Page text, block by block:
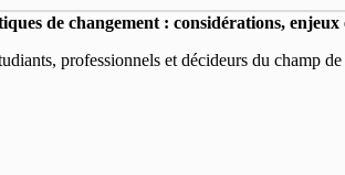
de changement : considérations, enjeux
professionnels et décideurs du champ